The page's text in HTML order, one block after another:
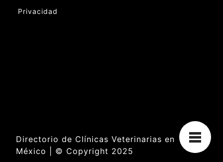
Privacidad
Directorio de Clínicas Veterinarias en
México | © Copyright 2025